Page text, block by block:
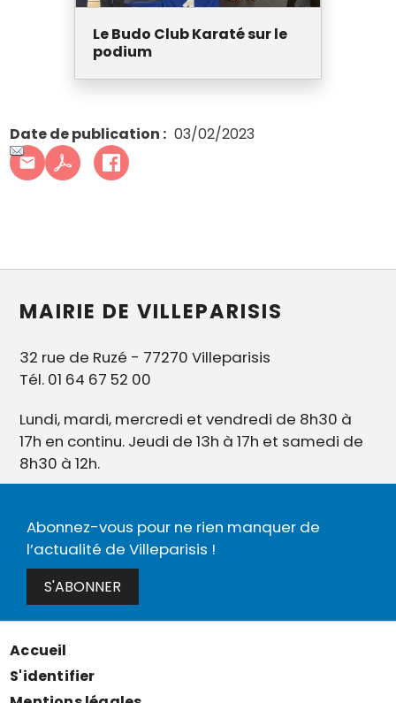
Le Budo Club Karaté sur le
podium
Date de publication 03/02/2023
MAIRIE DE VILLEPARISIS
32 rue de Ruzé - 77270 Villeparisis
Tél. 01 64 67 52 00
Lundi, mardi, mercredi et vendredi de 8h30 à
17h en continu. Jeudi de 13h à 17h et samedi de
8h30 à 12h.
Abonnez-vous pour ne rien manquer de
l’actualité de Villeparisis !
S'ABONNER
Menu
Pied
Accueil
S'identifier